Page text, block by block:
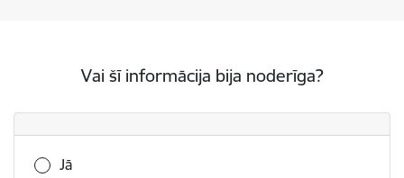
Vai šī informācija bija noderīga?
Vai šī informācija bija noderīga?
Jā